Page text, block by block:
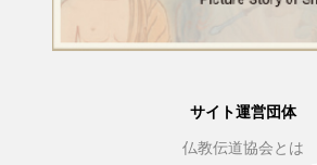
サイト運営団体
仏教伝道協会とは